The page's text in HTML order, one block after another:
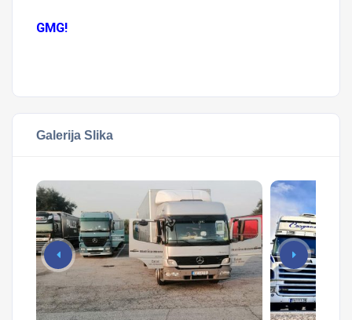
GMG!
Galerija Slika